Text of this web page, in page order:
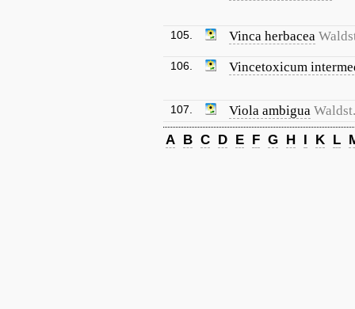
105. Vinca herbacea
106. Vincetoxicum
107. Viola ambigua
A B C D E F G H I K L